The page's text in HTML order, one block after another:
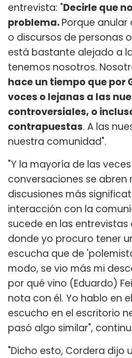
entrevista: "Decirle que
problema.Porque
o discursos de personas
está bastante alejado a
tenemos nosotros.
hace un tiempo que por
voces o lejanas a las
controversiales, o
contrapuestas. A las
nuestra comunidad".
"Y la mayoría de las
conversaciones se abren
discusiones más
interacción con la
sucede en las entrevistas
donde yo procuro tener
escucha que de
modo, se vio más mi
por qué vino (Eduardo)
nota con él. Yo hablo en
escucho en el escritorio
pasó algo similar",
"Dicho esto, Cordera dijo